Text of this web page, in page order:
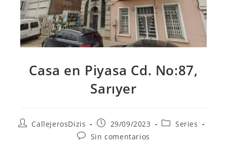
Casa en Piyasa Cd. No:87,
Sarıyer
AutorCallejerosDizis
Publicación
la
29/09/2023
Categoría
Series
Comentarios
Sin comentarios